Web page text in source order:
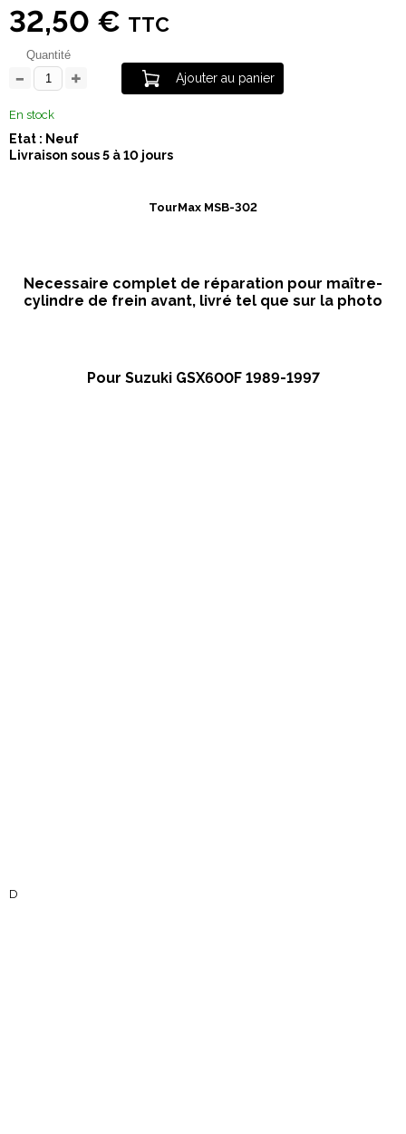
32,50 € TTC
Quantité
Ajouter au panier
En stock
Etat : Neuf
Livraison sous 5 à 10 jours
TourMax MSB-302
Necessaire complet de réparation pour maître-
cylindre de frein avant, livré tel que sur la photo
Pour Suzuki GSX600F 1989-1997
D